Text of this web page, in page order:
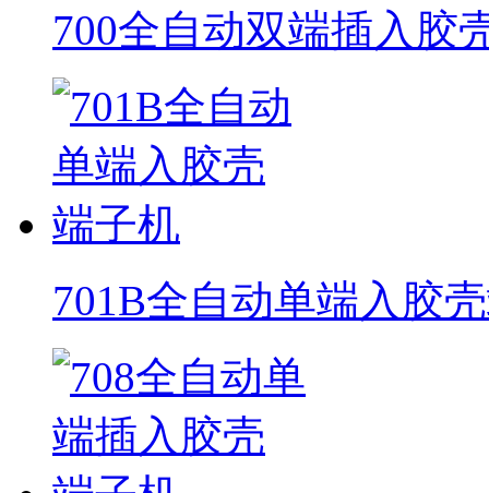
700全自动双端插入胶
701B全自动单端入胶